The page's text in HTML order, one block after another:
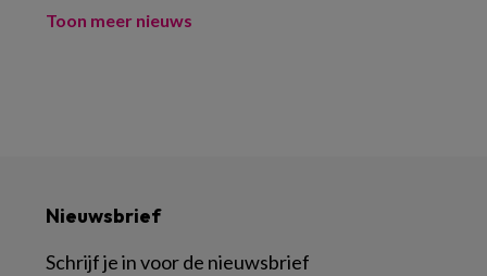
Toon meer nieuws
Nieuwsbrief
Schrijf je in voor de nieuwsbrief